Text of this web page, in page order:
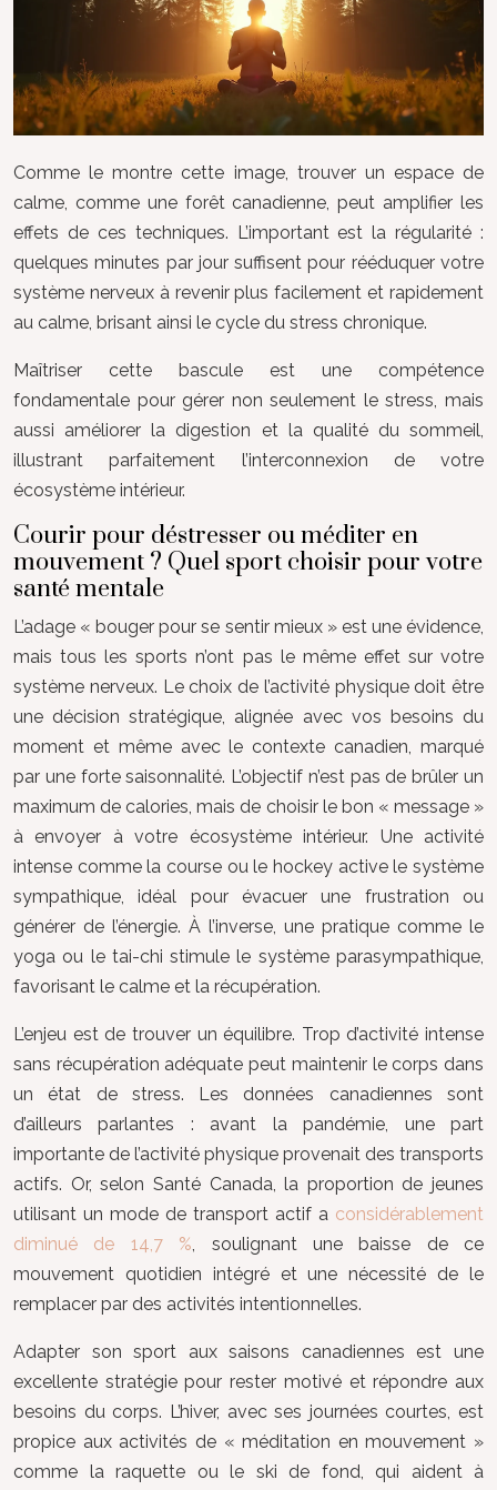
Comme le montre cette image, trouver un espace de
calme, comme une forêt canadienne, peut amplifier les
effets de ces techniques. L’important est la régularité :
quelques minutes par jour suffisent pour rééduquer votre
système nerveux à revenir plus facilement et rapidement
au calme, brisant ainsi le cycle du stress chronique.
Maîtriser cette bascule est une compétence
fondamentale pour gérer non seulement le stress, mais
aussi améliorer la digestion et la qualité du sommeil,
illustrant parfaitement l’interconnexion de votre
écosystème intérieur.
Courir pour déstresser ou méditer en
mouvement ? Quel sport choisir pour votre
santé mentale
L’adage « bouger pour se sentir mieux » est une évidence,
mais tous les sports n’ont pas le même effet sur votre
système nerveux. Le choix de l’activité physique doit être
une décision stratégique, alignée avec vos besoins du
moment et même avec le contexte canadien, marqué
par une forte saisonnalité. L’objectif n’est pas de brûler un
maximum de calories, mais de choisir le bon « message »
à envoyer à votre écosystème intérieur. Une activité
intense comme la course ou le hockey active le système
sympathique, idéal pour évacuer une frustration ou
générer de l’énergie. À l’inverse, une pratique comme le
yoga ou le tai-chi stimule le système parasympathique,
favorisant le calme et la récupération.
L’enjeu est de trouver un équilibre. Trop d’activité intense
sans récupération adéquate peut maintenir le corps dans
un état de stress. Les données canadiennes sont
d’ailleurs parlantes : avant la pandémie, une part
importante de l’activité physique provenait des transports
actifs. Or, selon Santé Canada, la proportion de jeunes
utilisant un mode de transport actif a considérablement
diminué de 14,7 % , soulignant une baisse de ce
mouvement quotidien intégré et une nécessité de le
remplacer par des activités intentionnelles.
Adapter son sport aux saisons canadiennes est une
excellente stratégie pour rester motivé et répondre aux
besoins du corps. L’hiver, avec ses journées courtes, est
propice aux activités de « méditation en mouvement »
comme la raquette ou le ski de fond, qui aident à